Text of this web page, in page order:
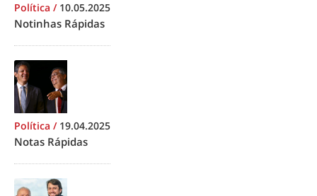
Política / 10.05.2025
Notinhas Rápidas
Política / 19.04.2025
Notas Rápidas